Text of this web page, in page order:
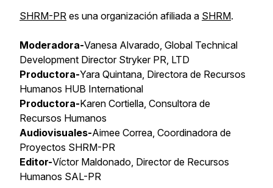
SHRM-PR es una organización afiliada a SHRM.
Moderadora-Vanesa Alvarado, Global Technical
Development Director Stryker PR, LTD
Productora-Yara Quintana, Directora de Recursos
Humanos HUB International
Productora-Karen Cortiella, Consultora de
Recursos Humanos
Audiovisuales-Aimee Correa, Coordinadora de
Proyectos SHRM-PR
Editor-Víctor Maldonado, Director de Recursos
Humanos SAL-PR